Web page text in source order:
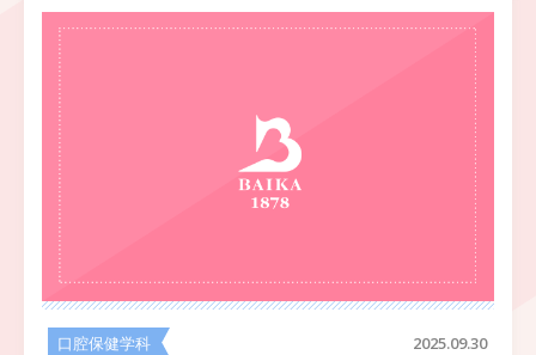
口腔保健学科 2025.09.30